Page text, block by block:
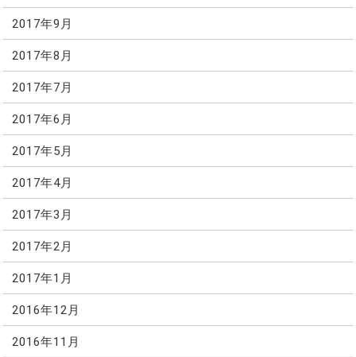
2017年9月
2017年8月
2017年7月
2017年6月
2017年5月
2017年4月
2017年3月
2017年2月
2017年1月
2016年12月
2016年11月